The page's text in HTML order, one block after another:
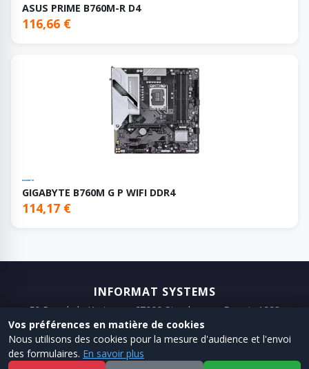
ASUS PRIME B760M-R D4
116,66 €
GIGABYTE B760M G P WIFI DDR4
114,17 €
INFORMAT SYSTEMS
50 Rue de la Krutenau, 67000 Strasbourg · Depuis 1993
📞 03 88 75 98 98 📧 Email
Vos préférences en matière de cookies
Nous utilisons des cookies pour la mesure d'audience et l'envoi
des formulaires. En savoir plus